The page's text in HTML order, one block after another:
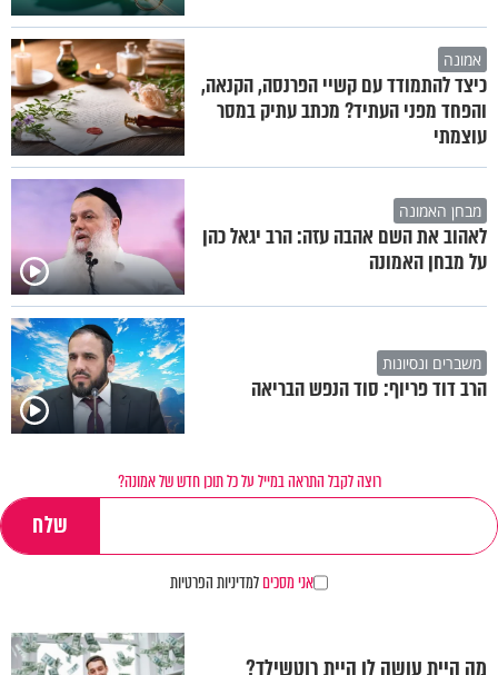
אמונה
כיצד להתמודד עם קשיי הפרנסה, הקנאה,
והפחד מפני העתיד? מכתב עתיק במסר
עוצמתי
מבחן האמונה
לאהוב את השם אהבה עזה: הרב יגאל כהן
על מבחן האמונה
משברים ונסיונות
הרב דוד פריוף: סוד הנפש הבריאה
רוצה לקבל התראה במייל על כל תוכן חדש של אמונה?
אני מסכיםלמדיניות הפרטיות